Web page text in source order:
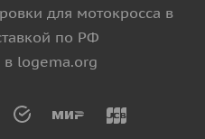
для мотокросса в
по РФ
в logema.org